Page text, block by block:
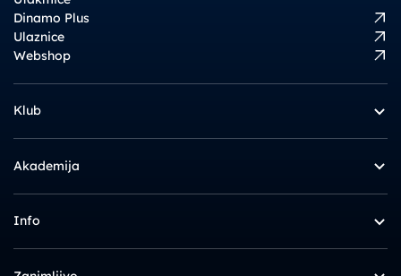
Dinamo Plus
Ulaznice
Webshop
Klub
Akademija
Info